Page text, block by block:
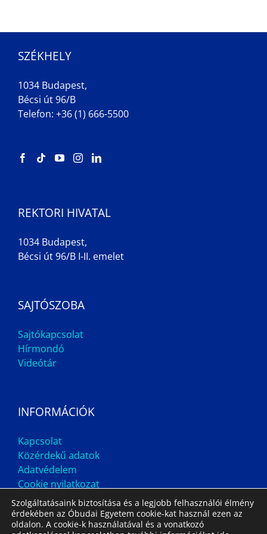
SZÉKHELY
1034 Budapest,
Bécsi út 96/B
Telefon: +36 (1) 666-5500
REKTORI HIVATAL
1034 Budapest,
Bécsi út 96/B I-II. emelet
SAJTÓSZOBA
Sajtókapcsolat
Hírmondó
Videótár
INFORMÁCIÓK
Kapcsolat
Közérdekű adatok
Adatvédelem
Cookie nyilatkozat
Szolgáltatásaink biztosítása és a legjobb felhasználói élmény
érdekében az Óbudai Egyetem cookie-kat használ ezen az
oldalon. A cookie-k használatával és a vonatkozó